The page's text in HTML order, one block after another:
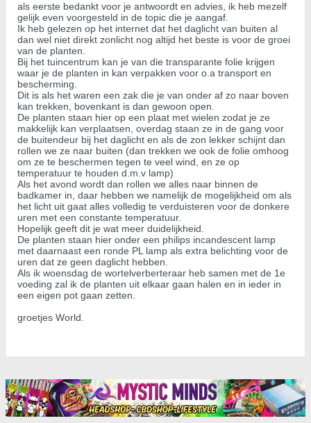
als eerste bedankt voor je antwoordt en advies, ik heb mezelf
gelijk even voorgesteld in de topic die je aangaf.
Ik heb gelezen op het internet dat het daglicht van buiten al
dan wel niet direkt zonlicht nog altijd het beste is voor de groei
van de planten.
Bij het tuincentrum kan je van die transparante folie krijgen
waar je de planten in kan verpakken voor o.a transport en
bescherming.
Dit is als het waren een zak die je van onder af zo naar boven
kan trekken, bovenkant is dan gewoon open.
De planten staan hier op een plaat met wielen zodat je ze
makkelijk kan verplaatsen, overdag staan ze in de gang voor
de buitendeur bij het daglicht en als de zon lekker schijnt dan
rollen we ze naar buiten (dan trekken we ook de folie omhoog
om ze te beschermen tegen te veel wind, en ze op
temperatuur te houden d.m.v lamp)
Als het avond wordt dan rollen we alles naar binnen de
badkamer in, daar hebben we namelijk de mogelijkheid om als
het licht uit gaat alles volledig te verduisteren voor de donkere
uren met een constante temperatuur.
Hopelijk geeft dit je wat meer duidelijkheid.
De planten staan hier onder een philips incandescent lamp
met daarnaast een ronde PL lamp als extra belichting voor de
uren dat ze geen daglicht hebben.
Als ik woensdag de wortelverberteraar heb samen met de 1e
voeding zal ik de planten uit elkaar gaan halen en in ieder in
een eigen pot gaan zetten.
groetjes World.